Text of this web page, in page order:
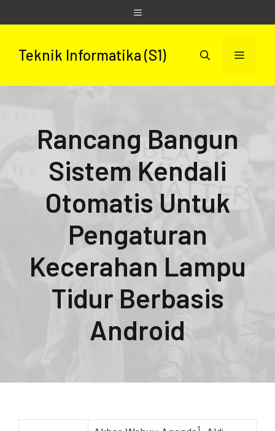
to
Menu
Teknik Informatika (S1) Menu
Rancang Bangun
Sistem Kendali
Otomatis Untuk
Pengaturan
Kecerahan Lampu
Tidur Berbasis
Android
1